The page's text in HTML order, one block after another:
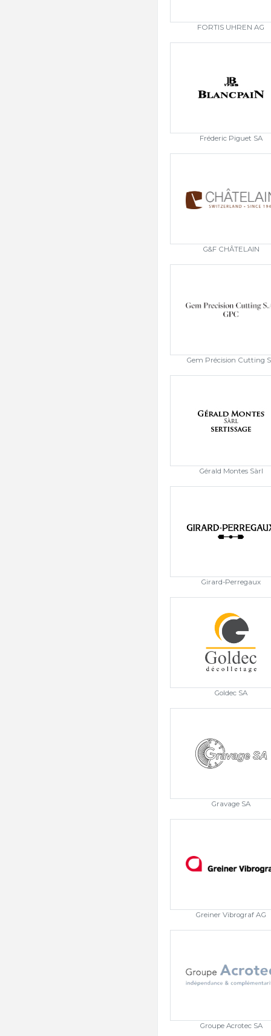
FORTIS UHREN AG
Fréderic Piguet SA
G&F CHÂTELAIN
Gem Précision Cutting
Gérald Montes Sàrl
Girard-Perregaux
Goldec SA
Gravage SA
Greiner Vibrograf AG
Groupe Acrotec SA